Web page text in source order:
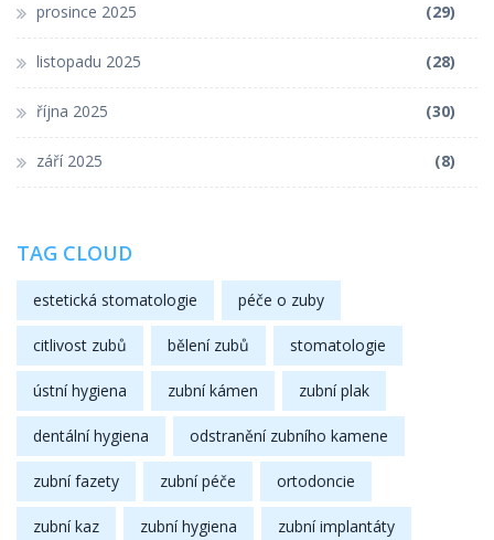
prosince 2025 (29)
listopadu 2025 (28)
října 2025 (30)
září 2025 (8)
TAG CLOUD
estetická stomatologie péče o zuby
citlivost zubů bělení zubů stomatologie
ústní hygiena zubní kámen zubní plak
dentální hygiena odstranění zubního kamene
zubní fazety zubní péče ortodoncie
zubní kaz zubní hygiena zubní implantáty